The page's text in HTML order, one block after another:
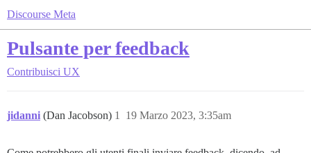
Discourse Meta
Pulsante per feedback
Contribuisci UX
jidanni (Dan Jacobson) 19 Marzo 2023, 3:35am
1